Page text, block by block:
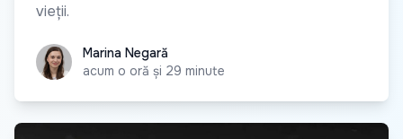
vieții.
Marina Negară
Marina Negară
acum o oră și 29 minute